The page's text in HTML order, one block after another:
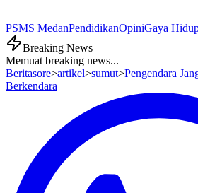
PSMS MedanPendidikanOpiniGaya
Breaking News
Memuat breaking news...
Beritasore>artikel>sumut>Pengendara
Berkendara